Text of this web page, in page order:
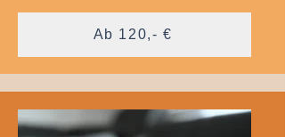
noch mehr Betreuungszeit
Verlängerung um zwei oder vier
Wochen zusätzlich (gegen
Ab 120,- €